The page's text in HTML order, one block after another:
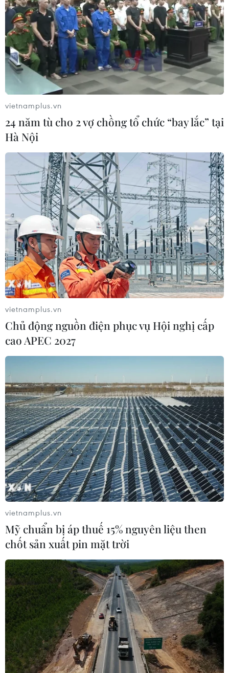
vietnamplus.vn
24 năm tù cho 2 vợ chồng tổ chức “bay lắc” tại
Hà Nội
vietnamplus.vn
Chủ động nguồn điện phục vụ Hội nghị cấp
cao APEC 2027
vietnamplus.vn
Mỹ chuẩn bị áp thuế 15% nguyên liệu then
chốt sản xuất pin mặt trời